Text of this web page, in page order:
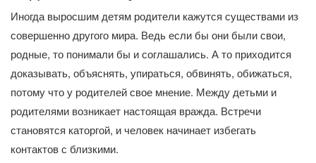
Иногда выросшим детям родители кажутся существами из
совершенно другого мира. Ведь если бы они были свои,
родные, то понимали бы и соглашались. А то приходится
доказывать, объяснять, упираться, обвинять, обижаться,
потому что у родителей свое мнение. Между детьми и
родителями возникает настоящая вражда. Встречи
становятся каторгой, и человек начинает избегать
контактов с близкими.